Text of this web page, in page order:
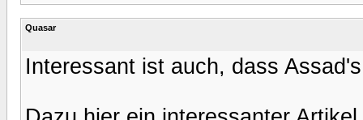
Quasar
Interessant ist auch, dass